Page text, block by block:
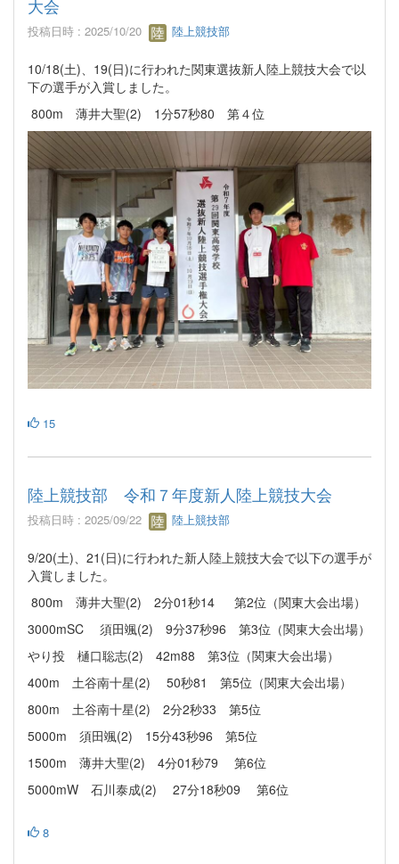
大会
投稿日時 : 2025/10/20 陸上競技部
10/18(土)、19(日)に行われた関東選抜新人陸上競技大会で以
下の選手が入賞しました。
800m 薄井大聖(2) 1分57秒80 第４位
15
陸上競技部 令和７年度新人陸上競技大会
投稿日時 : 2025/09/22 陸上競技部
9/20(土)、21(日)に行われた新人陸上競技大会で以下の選手が
入賞しました。
800m 薄井大聖(2) 2分01秒14 第2位（関東大会出場）
3000mSC 須田颯(2) 9分37秒96 第3位（関東大会出場）
やり投 樋口聡志(2) 42m88 第3位（関東大会出場）
400m 土谷南十星(2) 50秒81 第5位（関東大会出場）
800m 土谷南十星(2) 2分2秒33 第5位
5000m 須田颯(2) 15分43秒96 第5位
1500m 薄井大聖(2) 4分01秒79 第6位
5000mW 石川泰成(2) 27分18秒09 第6位
8